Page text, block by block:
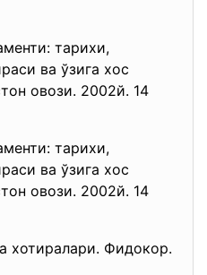
тарихи,
ва ўзига хос
овози. 2002й. 14
тарихи,
ва ўзига хос
овози. 2002й. 14
хотиралари. Фидокор.